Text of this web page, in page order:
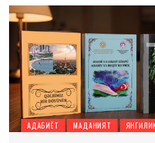
АДАБИЁТ МАДАНИЯТ